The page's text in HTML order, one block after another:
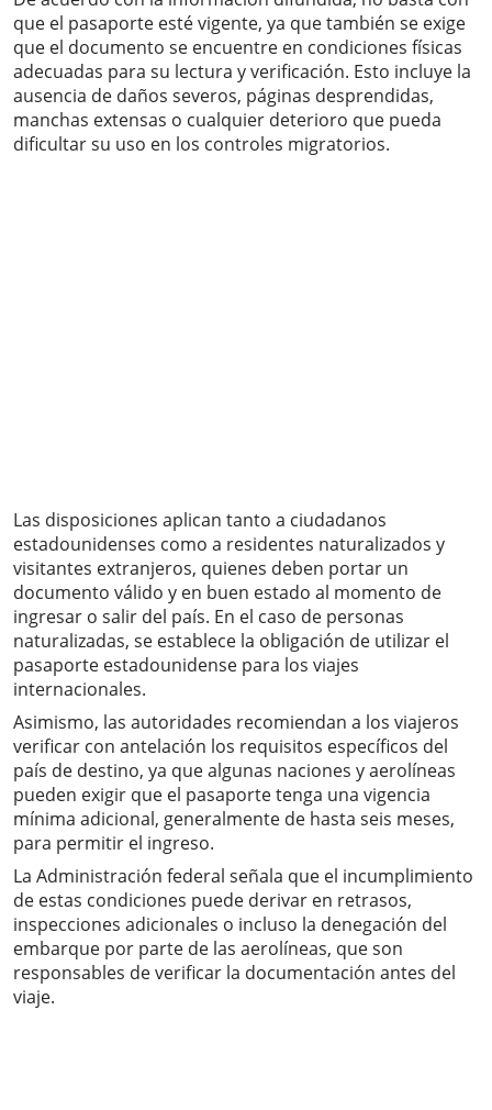
que el pasaporte esté vigente, ya que también se exige
que el documento se encuentre en condiciones físicas
adecuadas para su lectura y verificación. Esto incluye la
ausencia de daños severos, páginas desprendidas,
manchas extensas o cualquier deterioro que pueda
dificultar su uso en los controles migratorios.
Las disposiciones aplican tanto a ciudadanos
estadounidenses como a residentes naturalizados y
visitantes extranjeros, quienes deben portar un
documento válido y en buen estado al momento de
ingresar o salir del país. En el caso de personas
naturalizadas, se establece la obligación de utilizar el
pasaporte estadounidense para los viajes
internacionales.
Asimismo, las autoridades recomiendan a los viajeros
verificar con antelación los requisitos específicos del
país de destino, ya que algunas naciones y aerolíneas
pueden exigir que el pasaporte tenga una vigencia
mínima adicional, generalmente de hasta seis meses,
para permitir el ingreso.
La Administración federal señala que el incumplimiento
de estas condiciones puede derivar en retrasos,
inspecciones adicionales o incluso la denegación del
embarque por parte de las aerolíneas, que son
responsables de verificar la documentación antes del
viaje.